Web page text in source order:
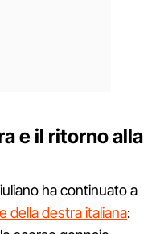
e il ritorno alla
ha continuato a
della destra italiana: